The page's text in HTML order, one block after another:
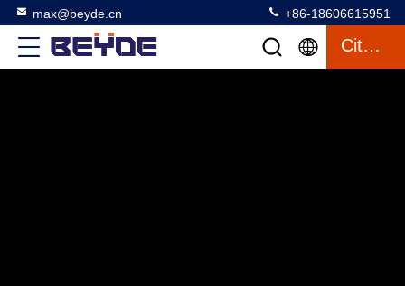
max@beyde.cn +86-18606615951
Citation